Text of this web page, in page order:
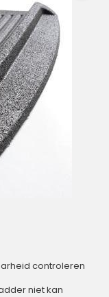
controleren
niet kan